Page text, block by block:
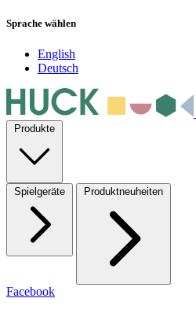
Sprache wählen
English
Deutsch
Produkte
Spielgeräte Produktneuheiten
Facebook